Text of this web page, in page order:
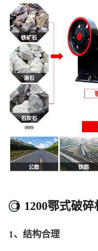
1200鄂式破
1、结构合理